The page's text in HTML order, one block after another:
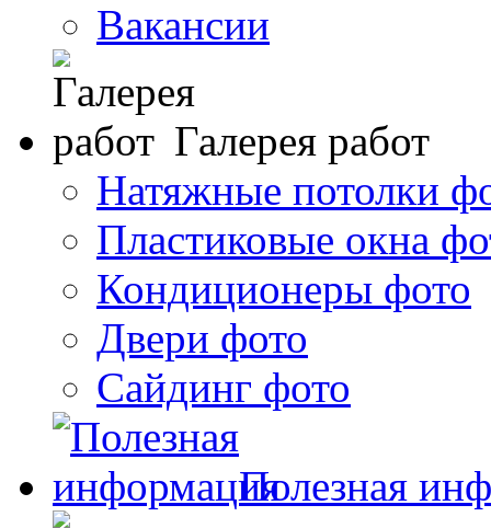
Вакансии
Галерея работ
Натяжные потолки
Пластиковые окна
Кондиционеры фото
Двери фото
Сайдинг фото
Полезная